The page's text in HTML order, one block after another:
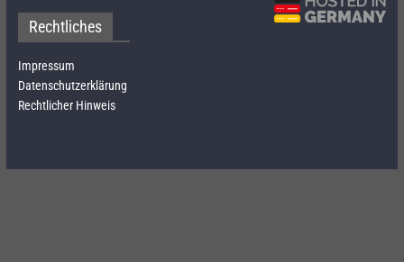
Rechtliches
Impressum
Datenschutzerklärung
Rechtlicher Hinweis